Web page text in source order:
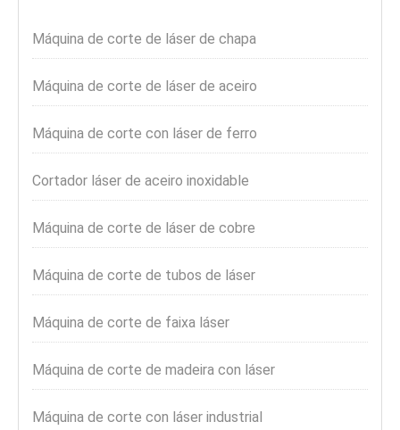
Máquina de corte de láser de chapa
Máquina de corte de láser de aceiro
Máquina de corte con láser de ferro
Cortador láser de aceiro inoxidable
Máquina de corte de láser de cobre
Máquina de corte de tubos de láser
Máquina de corte de faixa láser
Máquina de corte de madeira con láser
Máquina de corte con láser industrial